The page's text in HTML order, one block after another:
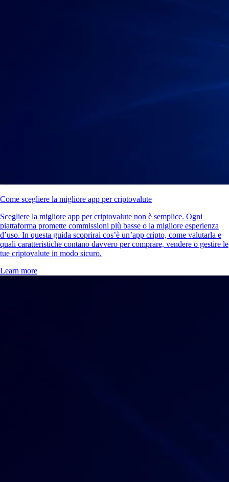
Come scegliere la migliore app per criptovalute
Scegliere la migliore app per criptovalute non è semplice. Ogni
piattaforma promette commissioni più basse o la migliore esperienza
d’uso. In questa guida scoprirai cos’è un’app cripto, come valutarla e
quali caratteristiche contano davvero per comprare, vendere o gestire le
tue criptovalute in modo sicuro.
Learn more